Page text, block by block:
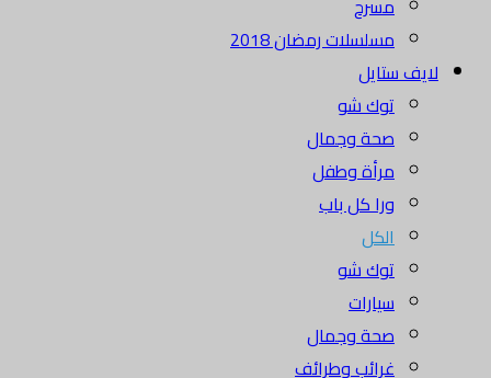
مسرح
مسلسلات رمضان 2018
لايف ستايل
توك شو
صحة وجمال
مرأة وطفل
ورا كل باب
الكل
توك شو
سيارات
صحة وجمال
غرائب وطرائف